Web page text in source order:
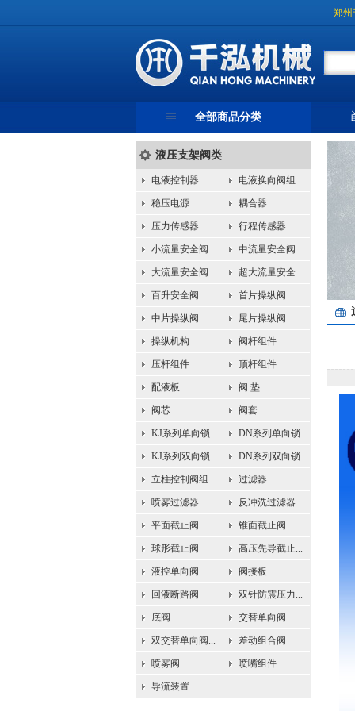
郑州
全部商品分类
液压支架阀类
电液控制器 电液换向阀组...
稳压电源 耦合器
压力传感器 行程传感器
小流量安全阀... 中流量安全阀...
大流量安全阀... 超大流量安全...
百升安全阀 首片操纵阀
中片操纵阀 尾片操纵阀
操纵机构 阀杆组件
压杆组件 顶杆组件
配液板 阀 垫
阀芯 阀套
KJ系列单向锁... DN系列单向锁...
KJ系列双向锁... DN系列双向锁...
立柱控制阀组... 过滤器
喷雾过滤器 反冲洗过滤器...
平面截止阀 锥面截止阀
球形截止阀 高压先导截止...
液控单向阀 阀接板
回液断路阀 双针防震压力...
底阀 交替单向阀
双交替单向阀... 差动组合阀
喷雾阀 喷嘴组件
导流装置